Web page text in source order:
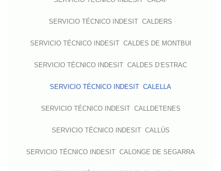
SERVICIO TÉCNICO INDESIT CALDERS
SERVICIO TÉCNICO INDESIT CALDES DE MONTBUI
SERVICIO TÉCNICO INDESIT CALDES D’ESTRAC
SERVICIO TÉCNICO INDESIT CALELLA
SERVICIO TÉCNICO INDESIT CALLDETENES
SERVICIO TÉCNICO INDESIT CALLÚS
SERVICIO TÉCNICO INDESIT CALONGE DE SEGARRA